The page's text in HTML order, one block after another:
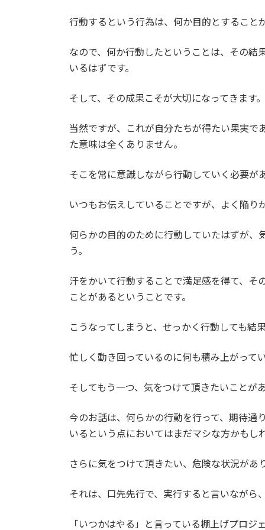
行動するという行為は、何か目的とすること
なので、何か行動したということは、その結
いるはずです。
そして、その成果こそが大切になってきます。
当然ですが、これが自分たちが得たい果実で
た意味は全くありません。
そこを常に意識しながら行動していく必要が
いつもお伝えしていることですが、よく陥り
何らかの目的のために行動していたはずが、
う。
汗をかいて行動することで満足感を得て、そ
ことがあるということです。
こうなってしまうと、せっかく行動しても結
忙しく動き回っているのに何も積み上がって
そしてもう一つ、気をつけて頂きたいことが
今のお話は、何らかの行動を行って、期待通
いるという点においてはまだマシな方かもし
さらに気をつけて頂きたい、危険な状況があ
それは、口先先行で、実行すると言いながら
「いつかはやる」と言っている棚上げプロ